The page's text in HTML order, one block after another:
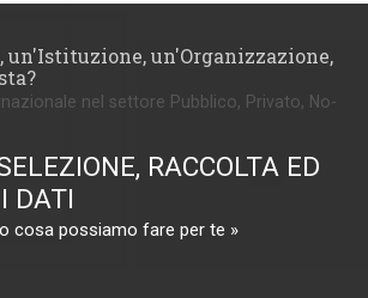
un'Istituzione, un'Organizzazione,
nel settore Pubblico, Privato, No-
RACCOLTA ED
DATI
cosa possiamo fare per te »